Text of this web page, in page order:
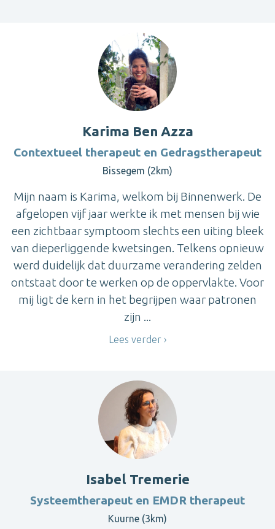
Karima Ben Azza
Contextueel therapeut en Gedragstherapeut
Bissegem (2km)
Mijn naam is Karima, welkom bij Binnenwerk. De
afgelopen vijf jaar werkte ik met mensen bij wie
een zichtbaar symptoom slechts een uiting bleek
van dieperliggende kwetsingen. Telkens opnieuw
werd duidelijk dat duurzame verandering zelden
ontstaat door te werken op de oppervlakte. Voor
mij ligt de kern in het begrijpen waar patronen
zijn ...
Lees verder
Isabel Tremerie
Systeemtherapeut en EMDR therapeut
Kuurne (3km)